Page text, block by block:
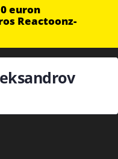
euron
Reactoonz-